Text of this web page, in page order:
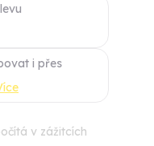
i přes
v zážitcích